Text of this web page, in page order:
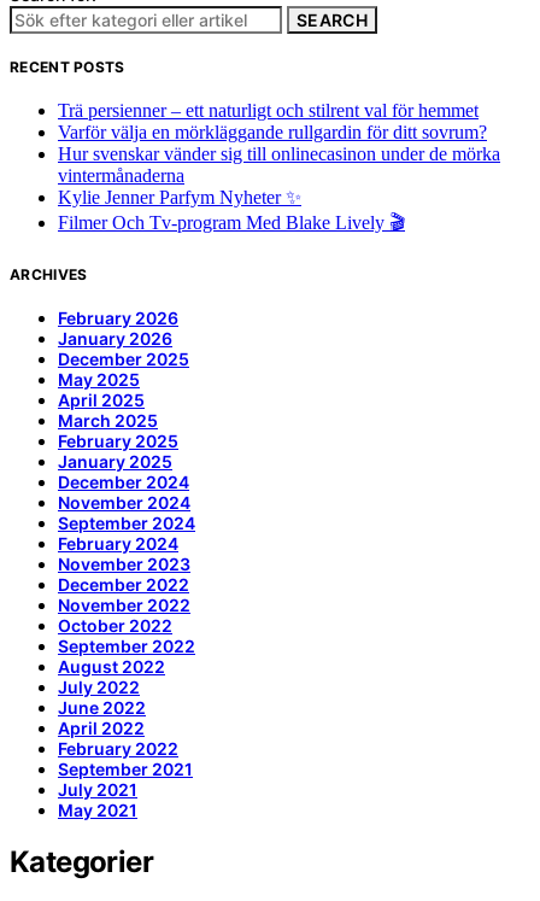
SEARCH
RECENT POSTS
Trä persienner – ett naturligt och stilrent val för hemmet
Varför välja en mörkläggande rullgardin för ditt sovrum?
Hur svenskar vänder sig till onlinecasinon under de mörka
vintermånaderna
Kylie Jenner Parfym Nyheter ✨
Filmer Och Tv-program Med Blake Lively 🎬
ARCHIVES
February 2026
January 2026
December 2025
May 2025
April 2025
March 2025
February 2025
January 2025
December 2024
November 2024
September 2024
February 2024
November 2023
December 2022
November 2022
October 2022
September 2022
August 2022
July 2022
June 2022
April 2022
February 2022
September 2021
July 2021
May 2021
Kategorier